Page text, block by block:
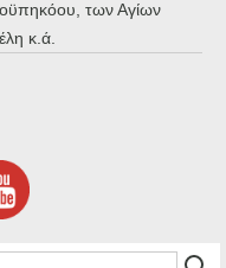
των Αγίων
κ.ά.